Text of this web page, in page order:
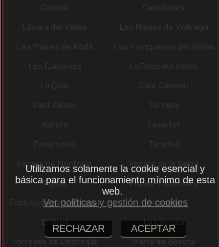
Capolat
Capellades
Llinars del Vallès
Les Masíes de Voltregà
Les Masies de Roda
Les Franqueses del Vallès
Les Cabanyes
La Roca del Vallès
La Quar
Sant Climent
Sant Celoni
Tordera
Abrera
Tavertet
Tavèrnoles
Taradell
Fogars de Montclús
Fogars de la Selva
Fígols
Figaró-Montmany
Esplugues de Llobregat
Gironella
El Brull
La Llacuna
Torrelles de Llobregat
Maria de Besora
Utilizamos solamente la cookie esencial y
básica para el funcionamiento mínimo de esta
web.
Ver políticas y gestión de cookies
RECHAZAR ACEPTAR